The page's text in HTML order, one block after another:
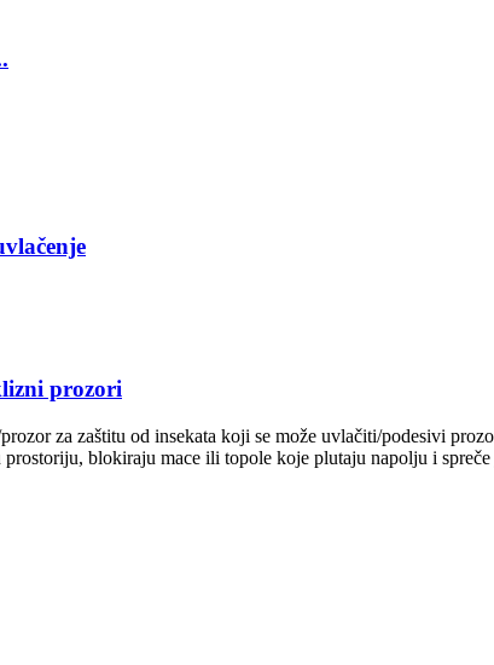
prozori
za zaštitu od insekata koji se može uvlačiti/podesivi
blokiraju mace ili topole koje plutaju napolju i